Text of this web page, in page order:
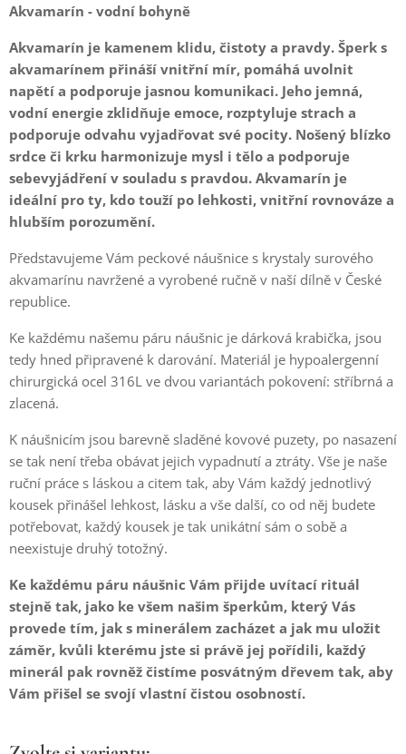
Akvamarín - vodní bohyně
Akvamarín je kamenem klidu, čistoty a pravdy. Šperk s
akvamarínem přináší vnitřní mír, pomáhá uvolnit
napětí a podporuje jasnou komunikaci. Jeho jemná,
vodní energie zklidňuje emoce, rozptyluje strach a
podporuje odvahu vyjadřovat své pocity. Nošený blízko
srdce či krku harmonizuje mysl i tělo a podporuje
sebevyjádření v souladu s pravdou. Akvamarín je
ideální pro ty, kdo touží po lehkosti, vnitřní rovnováze a
hlubším porozumění.
Představujeme Vám peckové náušnice s krystaly surového
akvamarínu navržené a vyrobené ručně v naší dílně v České
republice.
Ke každému našemu páru náušnic je dárková krabička, jsou
tedy hned připravené k darování. Materiál je hypoalergenní
chirurgická ocel 316L ve dvou variantách pokovení: stříbrná a
zlacená.
K náušnicím jsou barevně sladěné kovové puzety, po nasazení
se tak není třeba obávat jejich vypadnutí a ztráty. Vše je naše
ruční práce s láskou a citem tak, aby Vám každý jednotlivý
kousek přinášel lehkost, lásku a vše další, co od něj budete
potřebovat, každý kousek je tak unikátní sám o sobě a
neexistuje druhý totožný.
Ke každému páru náušnic Vám přijde uvítací rituál
stejně tak, jako ke všem našim šperkům, který Vás
provede tím, jak s minerálem zacházet a jak mu uložit
záměr, kvůli kterému jste si právě jej pořídili, každý
minerál pak rovněž čistíme posvátným dřevem tak, aby
Vám přišel se svojí vlastní čistou osobností.